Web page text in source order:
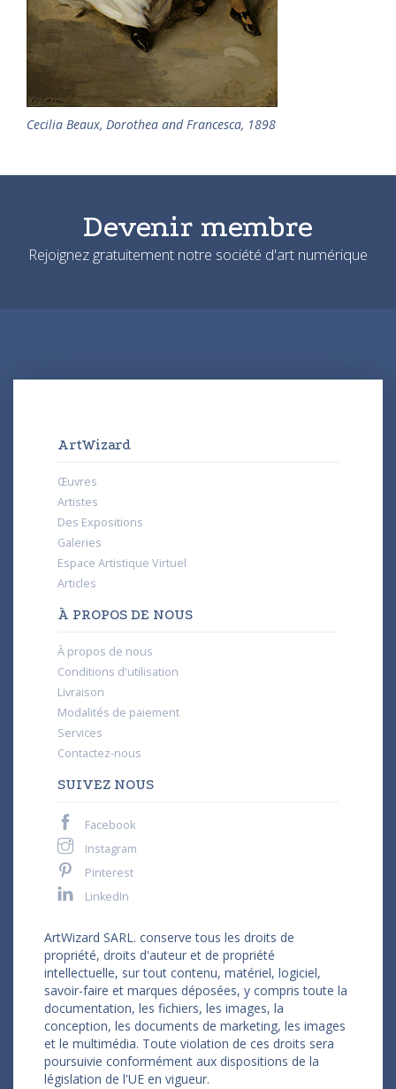
Cecilia Beaux, Dorothea and Francesca, 1898
Devenir membre
Rejoignez gratuitement notre société d'art numérique
ArtWizard
Œuvres
Artistes
Des Expositions
Galeries
Espace Artistique Virtuel
Articles
À PROPOS DE NOUS
À propos de nous
Conditions d'utilisation
Livraison
Modalités de paiement
Services
Contactez-nous
SUIVEZ NOUS
Facebook
Instagram
Pinterest
LinkedIn
ArtWizard SARL. conserve tous les droits de
propriété, droits d'auteur et de propriété
intellectuelle, sur tout contenu, matériel, logiciel,
savoir-faire et marques déposées, y compris toute la
documentation, les fichiers, les images, la
conception, les documents de marketing, les images
et le multimédia. Toute violation de ces droits sera
poursuivie conformément aux dispositions de la
législation de l'UE en vigueur.